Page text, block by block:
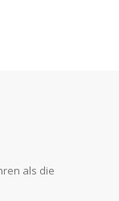
als die